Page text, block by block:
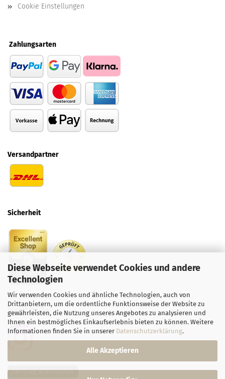
Diese Webseite verwendet Cookies und andere
Technologien
Wir verwenden Cookies und ähnliche Technologien, auch von
Drittanbietern, um die ordentliche Funktionsweise der Website zu
gewährleisten, die Nutzung unseres Angebotes zu analysieren und
Ihnen ein bestmögliches Einkaufserlebnis bieten zu können. Weitere
Informationen finden Sie in unserer Datenschutzerklärung.
Alle Akzeptieren
Cookie Einstellungen
Zahlungsarten
Versandpartner
Sicherheit
Social Media
Vertrag widerrufen